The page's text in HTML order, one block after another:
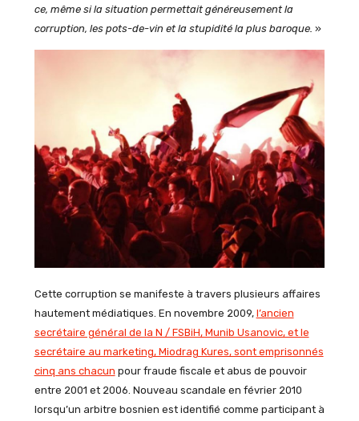
ce, même si la situation permettait généreusement la
corruption, les pots-de-vin et la stupidité la plus baroque. »
Cette corruption se manifeste à travers plusieurs affaires
hautement médiatiques. En novembre 2009, l’ancien
secrétaire général de la N / FSBiH, Munib Usanovic, et le
secrétaire au marketing, Miodrag Kures, sont emprisonnés
cinq ans chacun pour fraude fiscale et abus de pouvoir
entre 2001 et 2006. Nouveau scandale en février 2010
lorsqu’un arbitre bosnien est identifié comme participant à